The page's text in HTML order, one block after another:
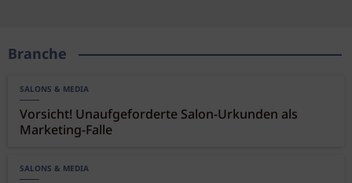
Branche
SALONS & MEDIA
Vorsicht! Unaufgeforderte Salon-Urkunden als
Marketing-Falle
SALONS & MEDIA